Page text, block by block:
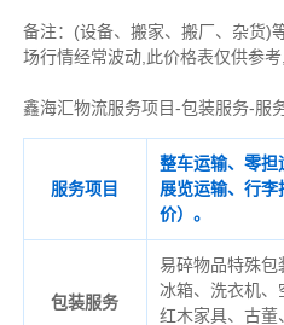
备注： (设备、搬家、搬厂、杂货)
场行情经常波动,此价格表仅供参考
鑫海汇物流服务项目-包装服务-服
服务项目
整车运输、零担
展览运输、行
价）。
包装服务
易碎物品特殊包
冰箱、洗衣机、
红木家具、古董